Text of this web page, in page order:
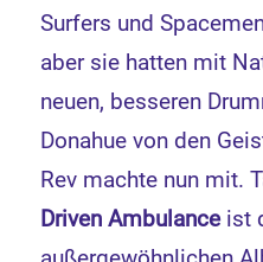
Surfers und
aber sie hatten mit
neuen, besseren
Donahue von den
Rev machte nun mit.
Driven Ambulanceist